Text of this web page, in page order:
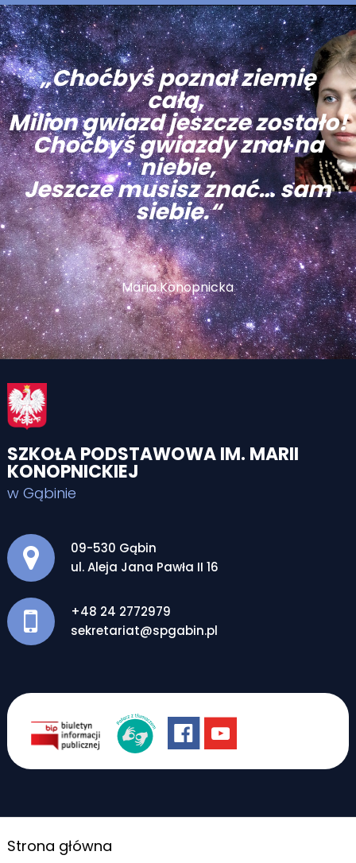
„Choćbyś poznał ziemię
całą,
Milion gwiazd jeszcze zostało!
Choćbyś gwiazdy znał na
niebie,
Jeszcze musisz znać… sam
siebie.“
Maria Konopnicka
SZKOŁA PODSTAWOWA IM. MARII
KONOPNICKIEJ
w Gąbinie
Adres pocztowy:
09-530 Gąbin
ul. Aleja Jana Pawła II 16
+48 24 2772979
sekretariat@spgabin.pl
Strona główna